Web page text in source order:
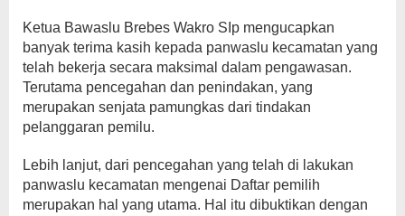
Ketua Bawaslu Brebes Wakro SIp mengucapkan
banyak terima kasih kepada panwaslu kecamatan yang
telah bekerja secara maksimal dalam pengawasan.
Terutama pencegahan dan penindakan, yang
merupakan senjata pamungkas dari tindakan
pelanggaran pemilu.
Lebih lanjut, dari pencegahan yang telah di lakukan
panwaslu kecamatan mengenai Daftar pemilih
merupakan hal yang utama. Hal itu dibuktikan dengan